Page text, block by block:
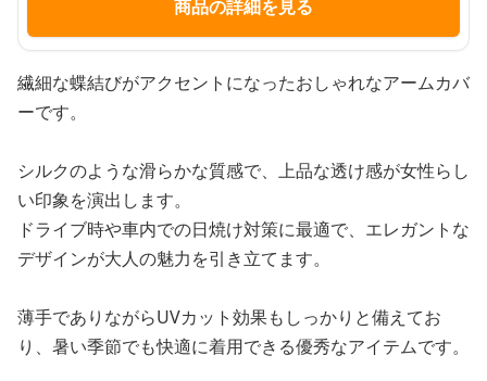
商品の詳細を見る
繊細な蝶結びがアクセントになったおしゃれなアームカバ
ーです。
シルクのような滑らかな質感で、上品な透け感が女性らし
い印象を演出します。
ドライブ時や車内での日焼け対策に最適で、エレガントな
デザインが大人の魅力を引き立てます。
薄手でありながらUVカット効果もしっかりと備えてお
り、暑い季節でも快適に着用できる優秀なアイテムです。